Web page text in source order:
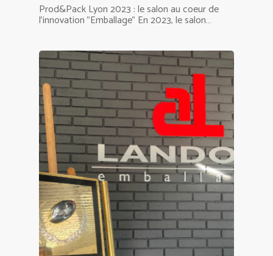
Prod&Pack Lyon 2023 : le salon au coeur de
l'innovation "Emballage" En 2023, le salon…